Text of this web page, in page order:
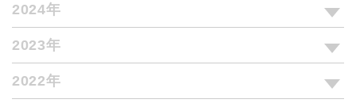
2024年
2023年
2022年